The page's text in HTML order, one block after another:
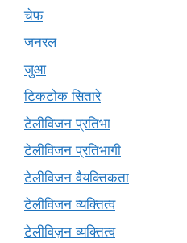
चेफ
जनरल
जुआ
टिकटोक सितारे
टेलीविजन प्रतिभा
टेलीविजन प्रतिभागी
टेलीविजन वैयक्तिकता
टेलीविजन व्यक्तित्व
टेलीविज़न व्यक्तित्व